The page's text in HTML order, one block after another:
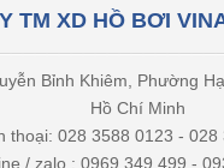
TM XD HỒ BƠI
Bỉnh Khiêm, Phường
Hồ Chí Minh
thoại: 028 3588 0123 - 028
/ zalo : 0969 349 499 -